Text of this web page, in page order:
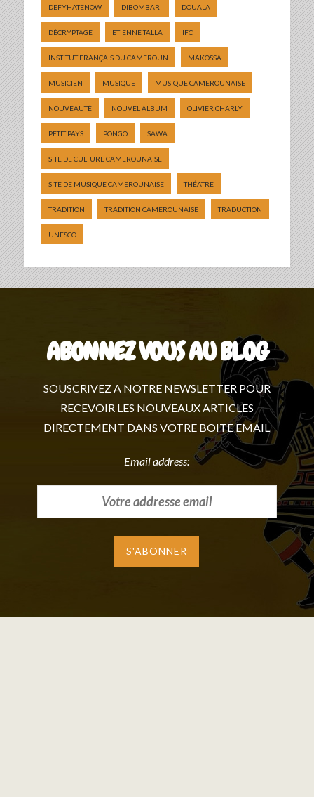
DEFYHATENOW DIBOMBARI DOUALA
DÉCRYPTAGE ETIENNE TALLA IFC
INSTITUT FRANÇAIS DU CAMEROUN MAKOSSA
MUSICIEN MUSIQUE MUSIQUE CAMEROUNAISE
NOUVEAUTÉ NOUVEL ALBUM OLIVIER CHARLY
PETIT PAYS PONGO SAWA
SITE DE CULTURE CAMEROUNAISE
SITE DE MUSIQUE CAMEROUNAISE THÉATRE
TRADITION TRADITION CAMEROUNAISE TRADUCTION
UNESCO
ABONNEZ VOUS AU BLOG
SOUSCRIVEZ A NOTRE NEWSLETTER POUR
RECEVOIR LES NOUVEAUX ARTICLES
DIRECTEMENT DANS VOTRE BOITE EMAIL
Email address: